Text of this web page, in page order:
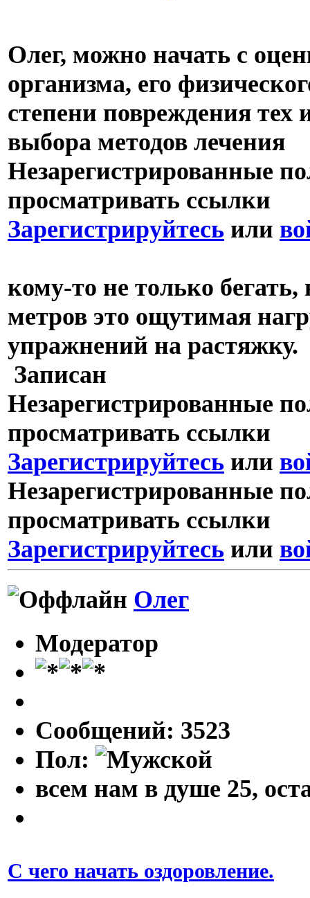
Олег, можно начать с
организма, его
степени повреждения
выбора методов лечения
Незарегистрированные
просматривать ссылки
Зарегистрируйтесь или
кому-то не только
метров это ощутимая
упражнений на растяжку.
Записан
Незарегистрированные
просматривать ссылки
Зарегистрируйтесь или
Незарегистрированные
просматривать ссылки
Зарегистрируйтесь или
Олег
Модератор
Сообщений: 3523
Пол:
всем нам в душе 25,
С чего начать оздоровление.